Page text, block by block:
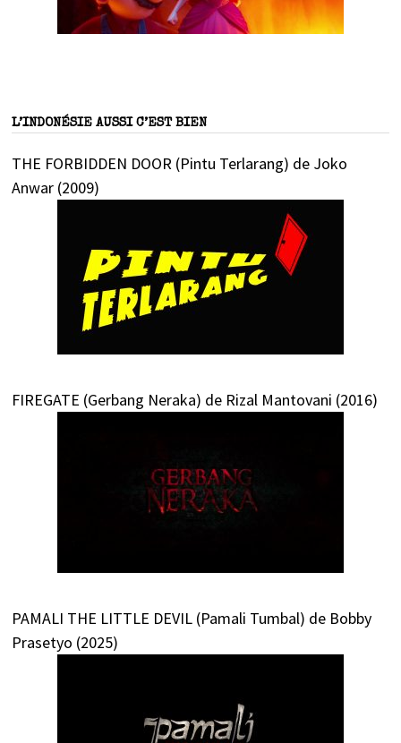
L’INDONÉSIE AUSSI C’EST BIEN
THE FORBIDDEN DOOR (Pintu Terlarang) de Joko
Anwar (2009)
FIREGATE (Gerbang Neraka) de Rizal Mantovani (2016)
PAMALI THE LITTLE DEVIL (Pamali Tumbal) de Bobby
Prasetyo (2025)